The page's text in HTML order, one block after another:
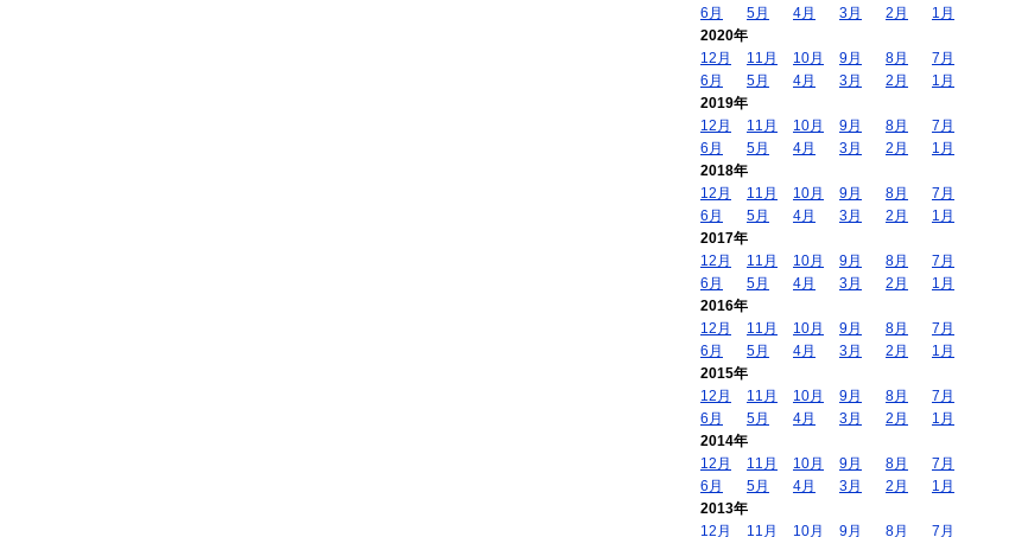
6月
5月 4月 3月 2月
1月
2020年
12月
11月 10月 9月 8月
7月
6月
5月 4月 3月 2月
1月
2019年
12月
11月 10月 9月 8月
7月
6月
5月 4月 3月 2月
1月
2018年
12月
11月 10月 9月 8月
7月
6月
5月 4月 3月 2月
1月
2017年
12月
11月 10月 9月 8月
7月
6月
5月 4月 3月 2月
1月
2016年
12月
11月 10月 9月 8月
7月
6月
5月 4月 3月 2月
1月
2015年
12月
11月 10月 9月 8月
7月
6月
5月 4月 3月 2月
1月
2014年
12月
11月 10月 9月 8月
7月
6月
5月 4月 3月 2月
1月
2013年
12月
11月 10月 9月 8月 7月